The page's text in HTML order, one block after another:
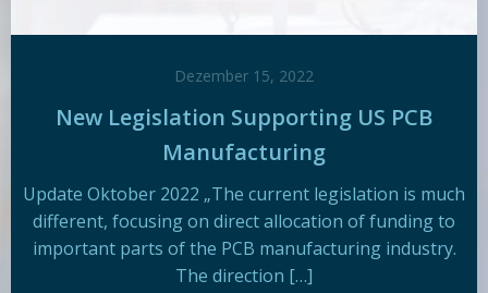
Dezember 15, 2022
New Legislation Supporting US PCB
Manufacturing
Update Oktober 2022 „The current legislation is much
different, focusing on direct allocation of funding to
important parts of the PCB manufacturing industry.
The direction […]